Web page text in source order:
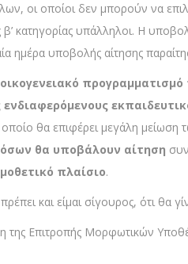
οι οποίοι δεν μπορούν να
κατηγορίας υπάλληλοι. Η
ημέρα υποβολής αίτησης
θα επιφέρει μεγάλη
θα υποβάλουν αίτηση
πλαίσιο.
και είμαι σίγουρος, ότι θα
Επιτροπής Μορφωτικών